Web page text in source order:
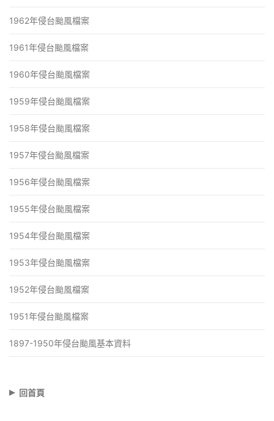
1962年侵台颱風檔案
1961年侵台颱風檔案
1960年侵台颱風檔案
1959年侵台颱風檔案
1958年侵台颱風檔案
1957年侵台颱風檔案
1956年侵台颱風檔案
1955年侵台颱風檔案
1954年侵台颱風檔案
1953年侵台颱風檔案
1952年侵台颱風檔案
1951年侵台颱風檔案
1897-1950年侵台颱風基本資料
▸ 回首頁